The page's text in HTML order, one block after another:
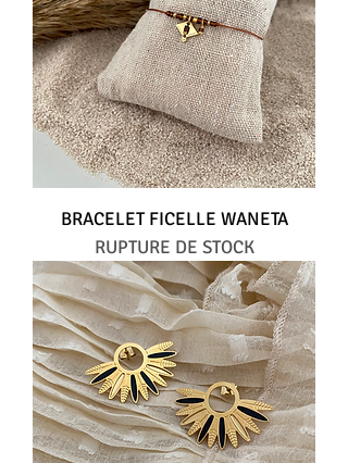
BRACELET FICELLE WANETA
RUPTURE DE STOCK